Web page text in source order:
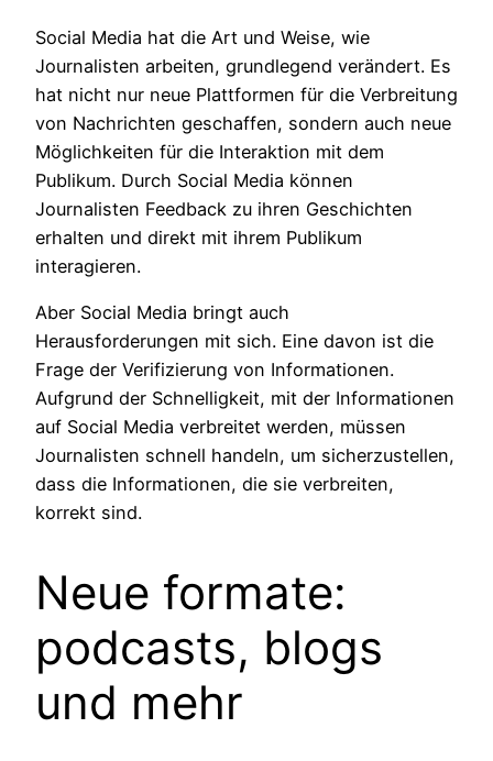
Social Media hat die Art und Weise, wie
Journalisten arbeiten, grundlegend verändert. Es
hat nicht nur neue Plattformen für die Verbreitung
von Nachrichten geschaffen, sondern auch neue
Möglichkeiten für die Interaktion mit dem
Publikum. Durch Social Media können
Journalisten Feedback zu ihren Geschichten
erhalten und direkt mit ihrem Publikum
interagieren.
Aber Social Media bringt auch
Herausforderungen mit sich. Eine davon ist die
Frage der Verifizierung von Informationen.
Aufgrund der Schnelligkeit, mit der Informationen
auf Social Media verbreitet werden, müssen
Journalisten schnell handeln, um sicherzustellen,
dass die Informationen, die sie verbreiten,
korrekt sind.
Neue formate:
podcasts, blogs
und mehr